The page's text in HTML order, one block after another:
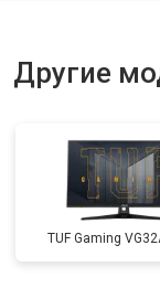
Другие
TUF Gaming